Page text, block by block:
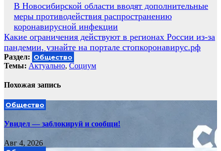
Навигация
по
записям
В Новосибирской области вводят дополнительные
меры противодействия распространению
коронавирусной инфекции
Какие ограничения действуют в регионах России из-за
пандемии, узнайте на портале стопкоронавирус.рф
Раздел: Общество
Темы: Актуально, Социум
Похожая запись
Общество
Увидел — заблокируй и сообщи!
Авг 4, 2026